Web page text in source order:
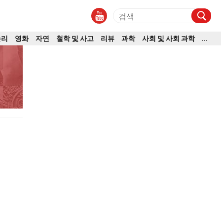
영화 자연 철학 및 사고 리뷰 과학 사회 및 사회 과학 ...